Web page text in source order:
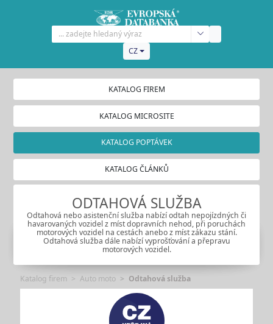
CZ
KATALOG FIREM
KATALOG MICROSITE
KATALOG POPTÁVEK
KATALOG ČLÁNKŮ
ODTAHOVÁ SLUŽBA
Odtahová nebo asistenční služba nabízí odtah nepojízdných či
havarovaných vozidel z míst dopravních nehod, při poruchách
motorových vozidel na cestách anebo z míst zákazu stání.
Odtahová služba dále nabízí vyprošťování a přepravu
motorových vozidel.
Katalog firem Auto moto Odtahová služba